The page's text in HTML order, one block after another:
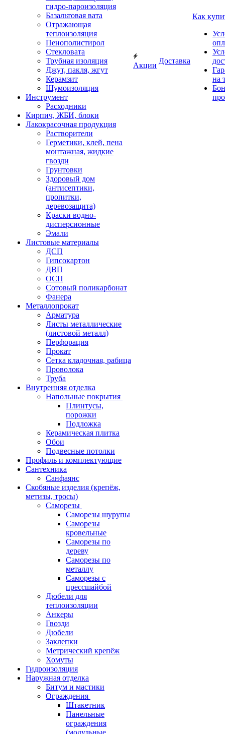
гидро-пароизоляция
Базальтовая вата
Отражающая
теплоизоляция
Пенополистирол
Стекловата
Трубная изоляция
Джут, пакля, жгут
Керамзит
Шумоизоляция
Инструмент
Расходники
Кирпич, ЖБИ, блоки
Лакокрасочная продукция
Растворители
Герметики, клей, пена
монтажная, жидкие
гвозди
Грунтовки
Здоровый дом
(антисептики,
пропитки,
деревозащита)
Краски водно-
дисперсионные
Эмали
Листовые материалы
ДСП
Гипсокартон
ДВП
ОСП
Сотовый поликарбонат
Фанера
Металлопрокат
Арматура
Листы металлические
(листовой металл)
Перфорация
Прокат
Сетка кладочная, рабица
Проволока
Труба
Внутренняя отделка
Напольные покрытия
Плинтусы,
порожки
Подложка
Керамическая плитка
Обои
Подвесные потолки
Профиль и комплектующие
Сантехника
Санфаянс
Скобяные изделия (крепёж,
метизы, тросы)
Саморезы
Саморезы шурупы
Саморезы
кровельные
Саморезы по
дереву
Саморезы по
металлу
Саморезы с
прессшайбой
Дюбели для
теплоизоляции
Анкеры
Гвозди
Дюбели
Заклепки
Метрический крепёж
Хомуты
Гидроизоляция
Наружная отделка
Битум и мастики
Ограждения
Штакетник
Панельные
ограждения
(модульные
Акции
Доставка
Как
на